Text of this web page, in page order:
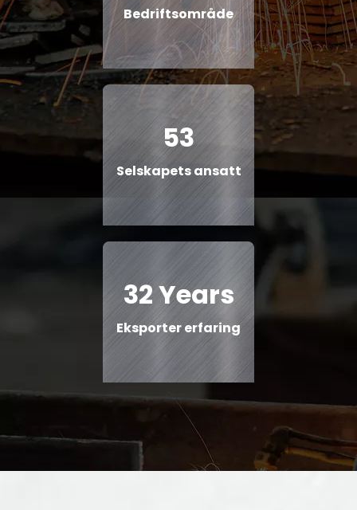
Bedriftsområde
53
Selskapets ansatt
32 Years
Eksporter erfaring